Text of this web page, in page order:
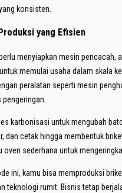
konsisten.
yang Efisien
menyiapkan mesin pencacah,
memulai usaha dalam skala
peralatan seperti mesin
karbonisasi untuk mengubah
dan cetak hingga membentuk
oven sederhana untuk
ini, kamu bisa memproduksi
teknologi rumit. Bisnis tetap